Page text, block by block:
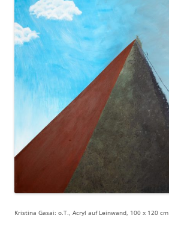
Kristina Gasai: o.T., Acryl auf Leinwand, 100 x 120 cm